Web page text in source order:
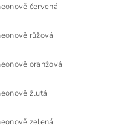
červená
růžová
oranžová
žlutá
zelená